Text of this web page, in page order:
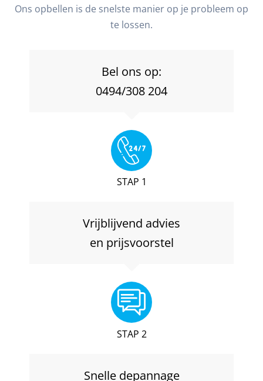
Ons opbellen is de snelste manier op je probleem op
te lossen.
Bel ons op:
0494/308 204
STAP 1
Vrijblijvend advies
en prijsvoorstel
STAP 2
Snelle depannage